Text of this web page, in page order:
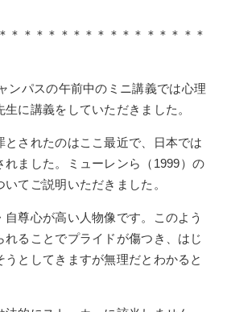
＊＊＊＊＊＊＊＊＊＊＊＊＊＊＊＊
ンパスの午前中のミニ講義では心理
に講義をしていただきました。
されたのはここ最近で、日本では
れました。ミューレンら（1999）の
てご説明いただきました。
尊心が高い人物像です。このよう
れることでプライドが傷つき、はじ
としてきますが無理だとわかると